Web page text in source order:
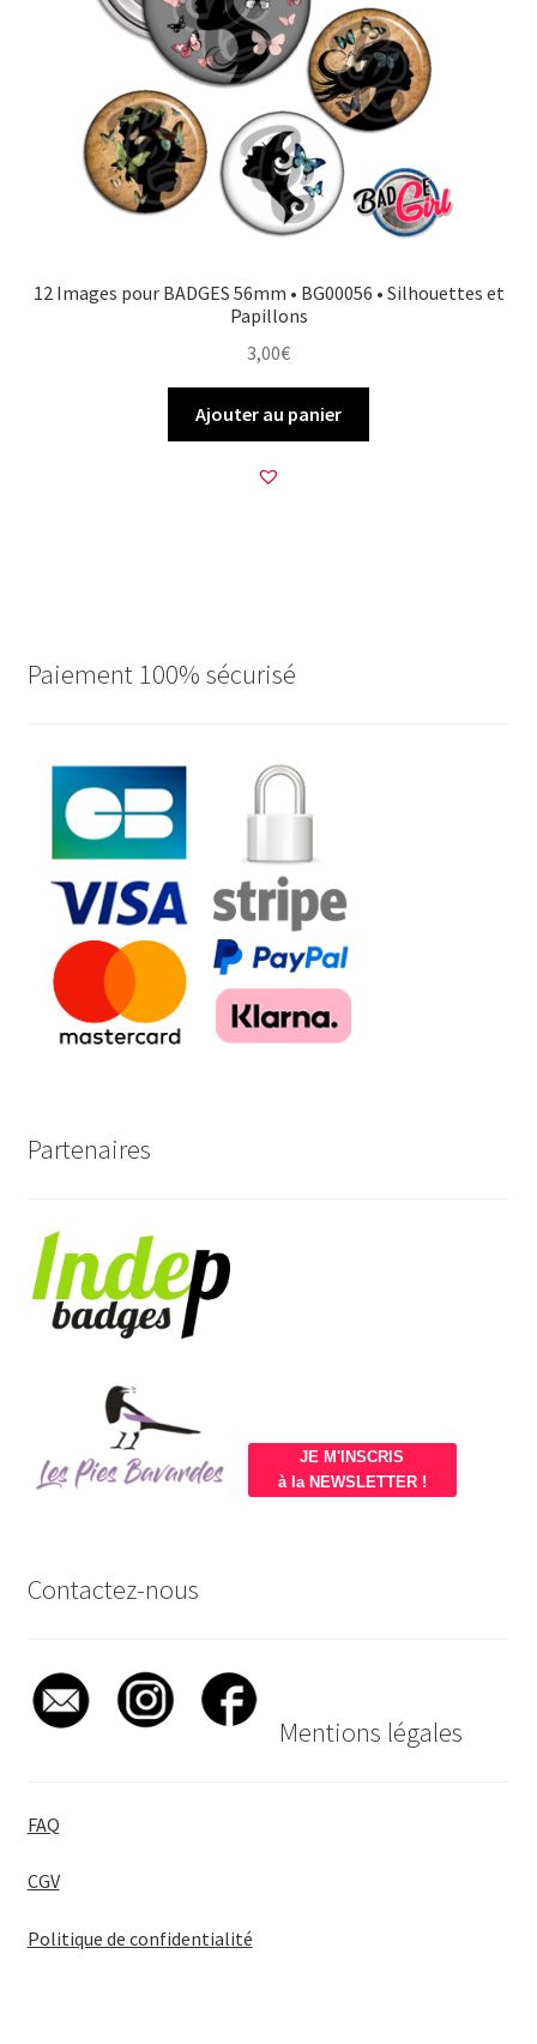
12 Images pour BADGES 56mm • BG00056 • Silhouettes et
Papillons
3,00€
Ajouter au panier
Paiement 100% sécurisé
Partenaires
JE M'INSCRIS
à la NEWSLETTER !
Contactez-nous
Mentions légales
FAQ
CGV
Politique de confidentialité